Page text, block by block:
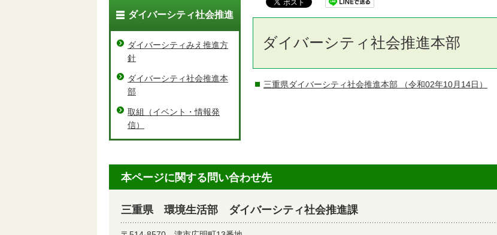
ダイバーシティ社会推進本部
三重県ダイバーシティ社会推進本部 （令和02年10月14日）
ダイバーシティ社会推進
ダイバーシティみえ推進方
針
ダイバーシティ社会推進本
部
取組（イベント・情報発
信）
本ページに関する問い合わせ先
三重県 環境生活部 ダイバーシティ社会推進課